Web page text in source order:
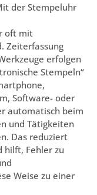
der Stempeluhr
oft mit
Zeiterfassung
erfolgen
Stempeln“
Software- oder
automatisch beim
und Tätigkeiten
Das reduziert
hilft, Fehler zu
Weise zu einer